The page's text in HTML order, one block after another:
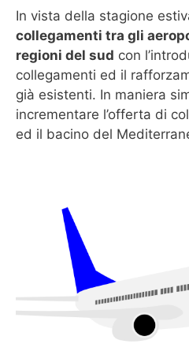
In vista della stagione
collegamenti tra gli
regioni del sud con
collegamenti ed il
già esistenti. In maniera
incrementare l’offerta di
ed il bacino del